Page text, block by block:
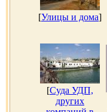
[Улицы и дома]
[Суда УДП,
других